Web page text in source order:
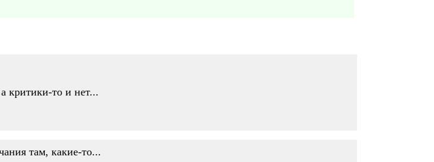
критики-то и нет...
там, какие-то...